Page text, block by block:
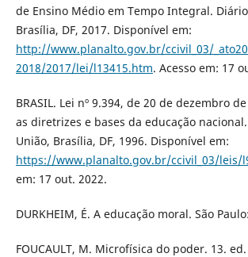
de Ensino Médio em Tempo Integral.
Brasília, DF, 2017. Disponível em:
http://www.planalto.gov.br/ccivil_03/
2018/2017/lei/l13415.htm. Acesso em: 17
BRASIL. Lei nº 9.394, de 20 de dezembro
as diretrizes e bases da educação
União, Brasília, DF, 1996. Disponível em:
https://www.planalto.gov.br/ccivil_03/leis/
em: 17 out. 2022.
DURKHEIM, É. A educação moral. São
FOUCAULT, M. Microfísica do poder. 13.